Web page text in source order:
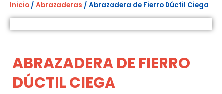
Inicio / Abrazaderas / Abrazadera de Fierro Dúctil Ciega
ABRAZADERA DE FIERRO
DÚCTIL CIEGA